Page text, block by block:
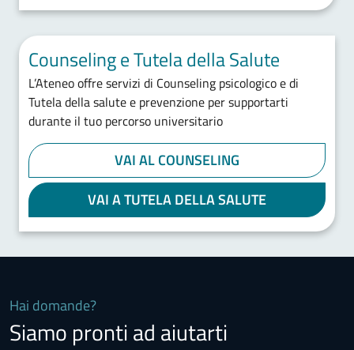
Counseling e Tutela della Salute
L’Ateneo offre servizi di Counseling psicologico e di
Tutela della salute e prevenzione per supportarti
durante il tuo percorso universitario
VAI AL COUNSELING
VAI A TUTELA DELLA SALUTE
Hai domande?
Siamo pronti ad aiutarti